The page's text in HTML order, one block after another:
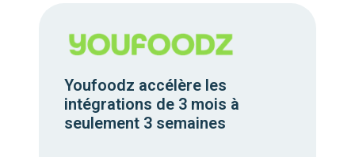
Youfoodz accélère les
intégrations de 3 mois à
seulement 3 semaines